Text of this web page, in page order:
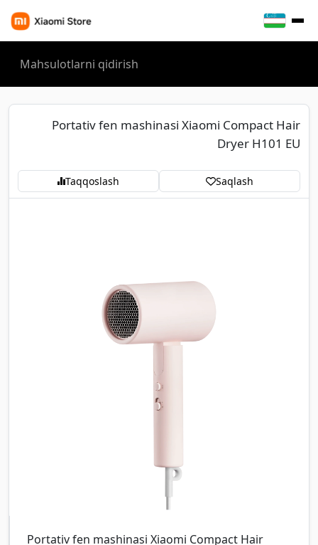
Portativ fen mashinasi Xiaomi Compact Hair
Dryer H101 EU
Taqqoslash Saqlash
Portativ fen mashinasi Xiaomi Compact Hair